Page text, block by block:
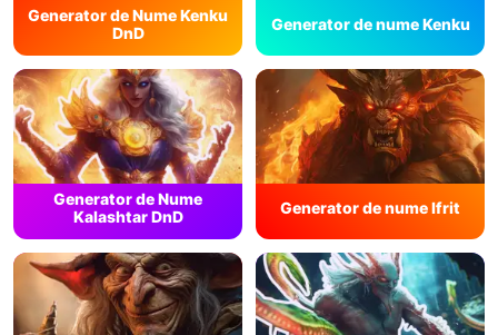
Generator de Nume Kenku
DnD
Generator de nume Kenku
Generator de Nume
Kalashtar DnD
Generator de nume Ifrit